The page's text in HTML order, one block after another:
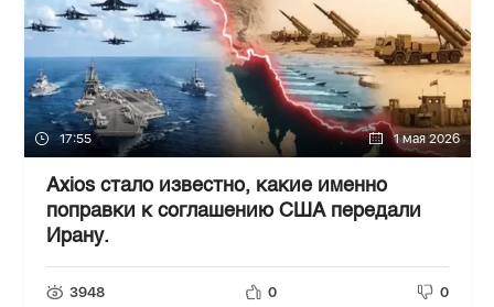
17:55 1 мая 2026
Axios стало известно, какие именно
поправки к соглашению США передали
Ирану.
3948 0 0